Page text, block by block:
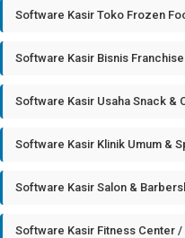
Software Kasir Toko Frozen
Software Kasir Bisnis
Software Kasir Usaha Snack &
Software Kasir Klinik Umum &
Software Kasir Salon &
Software Kasir Fitness Center /